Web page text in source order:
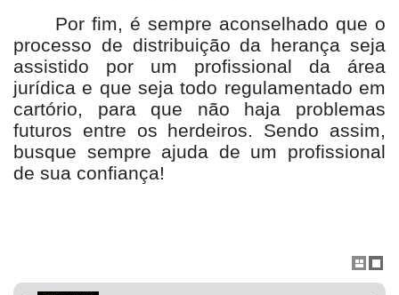
Por fim, é sempre aconselhado que o
processo de distribuição da herança seja
assistido por um profissional da área
jurídica e que seja todo regulamentado em
cartório, para que não haja problemas
futuros entre os herdeiros. Sendo assim,
busque sempre ajuda de um profissional
de sua confiança!